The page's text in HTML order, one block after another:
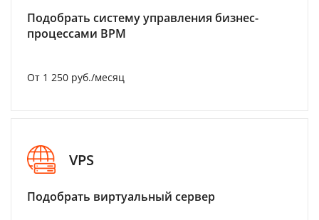
Подобрать систему управления бизнес-
процессами BPM
От 1 250 руб./месяц
VPS
Подобрать виртуальный сервер